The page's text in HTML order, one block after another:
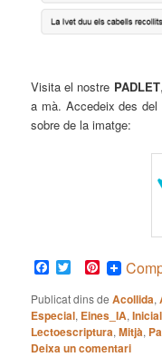
Visita el nostre PADLET
a mà. Accedeix des del
sobre de la imatge:
Facebook
TwitterPinterest
Publicat dins de Acollida,
Especial, Eines_IA,Inicial
Lectoescriptura,Mitjà,
Deixa un comentari